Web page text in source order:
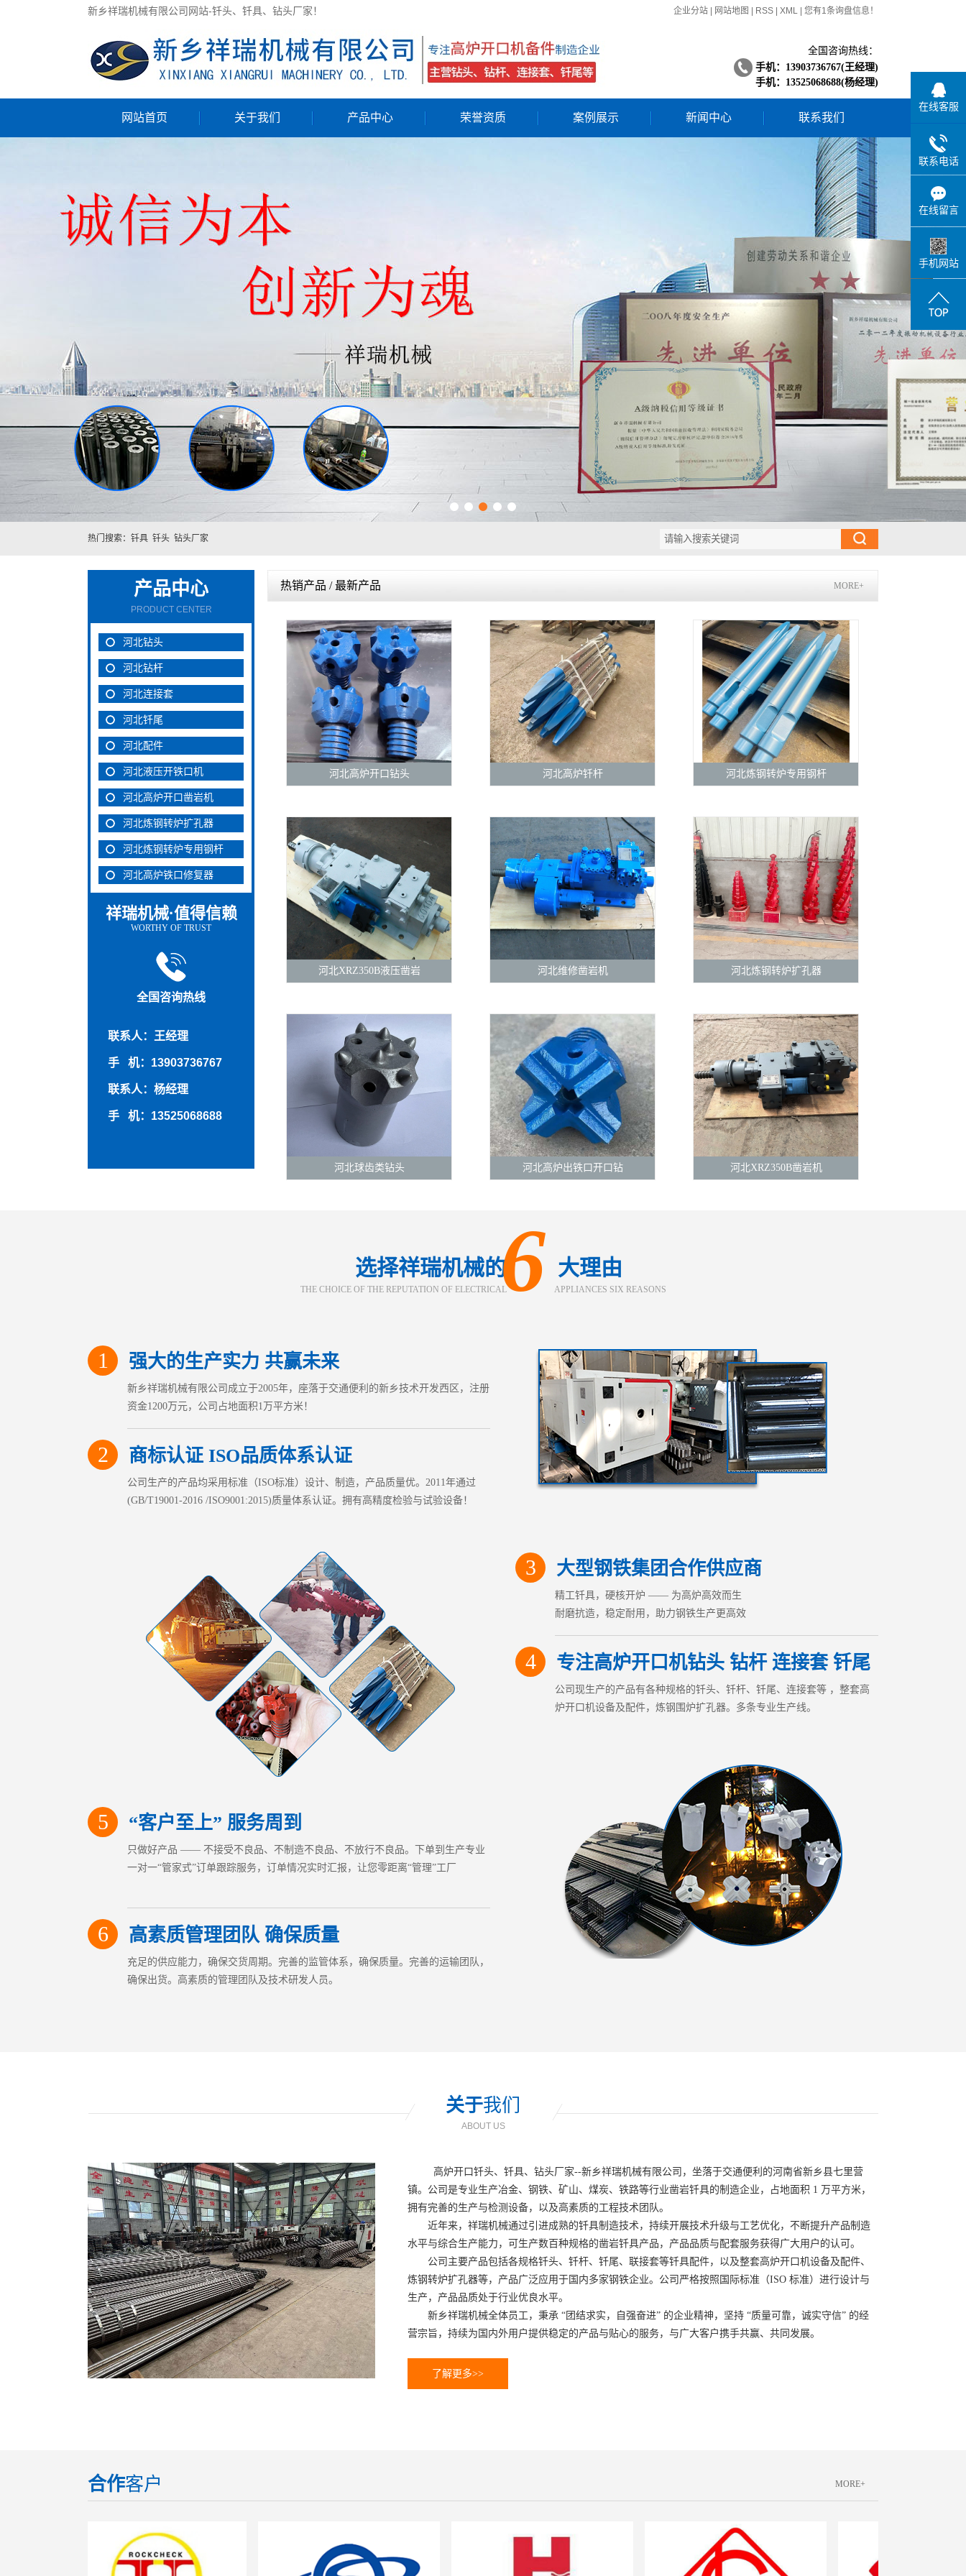
新乡祥瑞机械有限公司网站-钎头、钎具、钻头厂家！ 企业分站 网站地图 RSS XML 您有1条询盘信息！
全国咨询热线：
手机：13903736767(王经理)
手机：13525068688(杨经理)
网站首页 关于我们
售前/售后服务
服务承诺
产品中心
河北液压开铁口机
河北高炉开口凿岩机
河北炼钢转炉扩孔器
河北炼钢转炉专用钢杆
河北高炉铁口修复器
荣誉资质 案例展示 新闻中心 联系我们
3 4 5
热门搜索： 钎具 钎头 钻头厂家
产品中心
PRODUCT CENTER
河北钻头
河北钻杆
河北连接套
河北钎尾
河北配件
河北液压开铁口机
河北高炉开口凿岩机
河北炼钢转炉扩孔器
河北炼钢转炉专用钢杆
河北高炉铁口修复器
祥瑞机械·值得信赖
WORTHY OF TRUST
全国咨询热线
联系人：王经理
手 机：13903736767
联系人：杨经理
手 机：13525068688
热销产品 / 最新产品 MORE+
河北高炉开口钻头 河北高炉钎杆 河北炼钢转炉专用钢杆
河北XRZ350B液压凿岩 河北维修凿岩机 河北炼钢转炉扩孔器
河北球齿类钻头 河北高炉出铁口开口钻 河北XRZ350B凿岩机
选择祥瑞机械的 大理由
THE CHOICE OF THE REPUTATION OF ELECTRICAL APPLIANCES SIX REASONS
6
1 强大的生产实力 共赢未来
新乡祥瑞机械有限公司成立于2005年，座落于交通便利的新乡技术开发西区，注册
资金1200万元，公司占地面积1万平方米！
2 商标认证 ISO品质体系认证
公司生产的产品均采用标准（ISO标准）设计、制造，产品质量优。2011年通过
(GB/T19001-2016 /ISO9001:2015)质量体系认证。拥有高精度检验与试验设备！
5 “客户至上” 服务周到
只做好产品 —— 不接受不良品、不制造不良品、不放行不良品。下单到生产专业
一对一“管家式”订单跟踪服务，订单情况实时汇报，让您零距离“管理”工厂
6 高素质管理团队 确保质量
充足的供应能力，确保交货周期。完善的监管体系，确保质量。完善的运输团队，
确保出货。高素质的管理团队及技术研发人员。
3 大型钢铁集团合作供应商
精工钎具，硬核开炉 —— 为高炉高效而生
耐磨抗造，稳定耐用，助力钢铁生产更高效
4 专注高炉开口机钻头 钻杆 连接套 钎尾
公司现生产的产品有各种规格的钎头、钎杆、钎尾、连接套等 ，整套高
炉开口机设备及配件，炼钢围炉扩孔器。多条专业生产线。
关于我们
ABOUT US
高炉开口钎头、钎具、钻头厂家--新乡祥瑞机械有限公司，坐落于交通便利的河南省新乡县七里营
镇。公司是专业生产冶金、钢铁、矿山、煤炭、铁路等行业凿岩钎具的制造企业，占地面积 1 万平方米，
拥有完善的生产与检测设备，以及高素质的工程技术团队。
近年来，祥瑞机械通过引进成熟的钎具制造技术，持续开展技术升级与工艺优化，不断提升产品制造
水平与综合生产能力，可生产数百种规格的凿岩钎具产品，产品品质与配套服务获得广大用户的认可。
公司主要产品包括各规格钎头、钎杆、钎尾、联接套等钎具配件，以及整套高炉开口机设备及配件、
炼钢转炉扩孔器等，产品广泛应用于国内多家钢铁企业。公司严格按照国际标准（ISO 标准）进行设计与
生产，产品品质处于行业优良水平。
新乡祥瑞机械全体员工，秉承 “团结求实，自强奋进” 的企业精神，坚持 “质量可靠，诚实守信” 的经
营宗旨，持续为国内外用户提供稳定的产品与贴心的服务，与广大客户携手共赢、共同发展。
了解更多>>
合作客户 MORE+
在线客服
联系电话
在线留言
手机网站